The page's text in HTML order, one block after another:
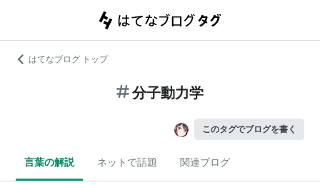
はてなブログ トップ
分子動力学
このタグでブログを書く
言葉の解説 ネットで話題 関連ブログ